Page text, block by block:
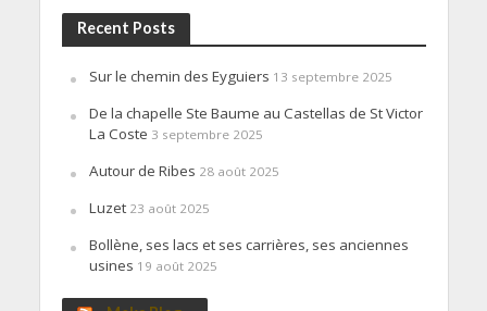
Recent Posts
Sur le chemin des Eyguiers 13 septembre 2025
De la chapelle Ste Baume au Castellas de St Victor
La Coste 3 septembre 2025
Autour de Ribes 28 août 2025
Luzet 23 août 2025
Bollène, ses lacs et ses carrières, ses anciennes
usines 19 août 2025